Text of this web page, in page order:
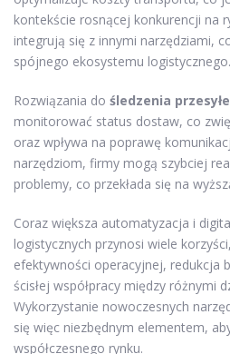
kontekście rosnącej konkurencji na
integrują się z innymi narzędziami,
spójnego ekosystemu logistycznego.
Rozwiązania do śledzenia
monitorować status dostaw, co
oraz wpływa na poprawę
narzędziom, firmy mogą szybciej
problemy, co przekłada się na
Coraz większa automatyzacja i
logistycznych przynosi wiele
efektywności operacyjnej, redukcja
ścisłej współpracy między różnymi
Wykorzystanie nowoczesnych
się więc niezbędnym elementem,
współczesnego rynku.